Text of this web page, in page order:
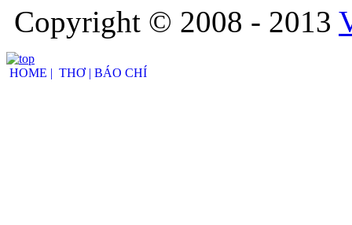
Copyright © 2008 - 2013
HOME | THƠ | BÁO CHÍ